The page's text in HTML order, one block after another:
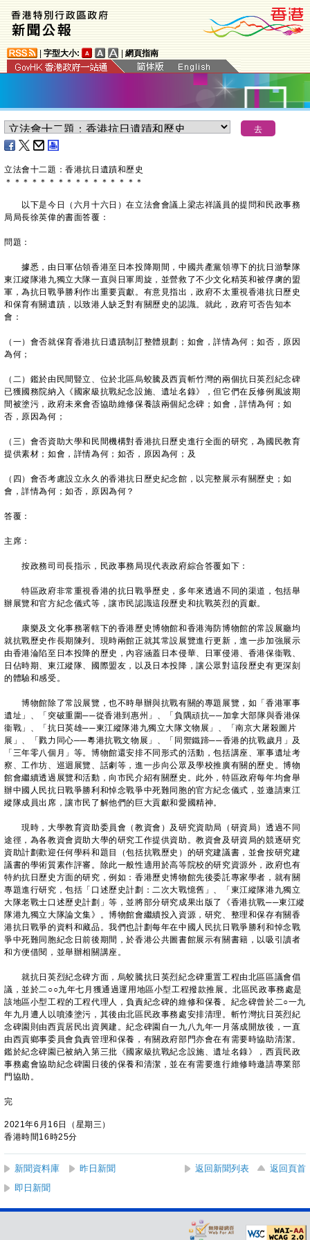
字型大小: 網頁指南
立法會十二題：香港抗日遺蹟和歷史
＊ ＊ ＊ ＊ ＊ ＊ ＊ ＊ ＊ ＊ ＊ ＊ ＊ ＊ ＊ ＊
以下是今日（六月十六日）在立法會會議上梁志祥議員的提問和民政事務
局局長徐英偉的書面答覆：
問題：
據悉，由日軍佔領香港至日本投降期間，中國共產黨領導下的抗日游擊隊
東江縱隊港九獨立大隊一直與日軍周旋，並營救了不少文化精英和被俘虜的盟
軍，為抗日戰爭勝利作出重要貢獻。有意見指出，政府不太重視香港抗日歷史
和保育有關遺蹟，以致港人缺乏對有關歷史的認識。就此，政府可否告知本
會：
（一）會否就保育香港抗日遺蹟制訂整體規劃；如會，詳情為何；如否，原因
為何；
（二）鑑於由民間豎立、位於北區烏蛟騰及西貢斬竹灣的兩個抗日英烈紀念碑
已獲國務院納入《國家級抗戰紀念設施、遺址名錄》，但它們在反修例風波期
間被塗污，政府未來會否協助維修保養該兩個紀念碑；如會，詳情為何；如
否，原因為何；
（三）會否資助大學和民間機構對香港抗日歷史進行全面的研究，為國民教育
提供素材；如會，詳情為何；如否，原因為何；及
（四）會否考慮設立永久的香港抗日歷史紀念館，以完整展示有關歷史；如
會，詳情為何；如否，原因為何？
答覆：
主席：
按政務司司長指示，民政事務局現代表政府綜合答覆如下：
特區政府非常重視香港的抗日戰爭歷史，多年來透過不同的渠道，包括舉
辦展覽和官方紀念儀式等，讓市民認識這段歷史和抗戰英烈的貢獻。
康樂及文化事務署轄下的香港歷史博物館和香港海防博物館的常設展廳均
就抗戰歷史作長期陳列。現時兩館正就其常設展覽進行更新，進一步加強展示
由香港淪陷至日本投降的歷史，內容涵蓋日本侵華、日軍侵港、香港保衞戰、
日佔時期、東江縱隊、國際盟友，以及日本投降，讓公眾對這段歷史有更深刻
的體驗和感受。
博物館除了常設展覽，也不時舉辦與抗戰有關的專題展覽，如「香港軍事
遺址」、「突破重圍──從香港到惠州」、「負隅頑抗──加拿大部隊與香港保
衞戰」、「抗日英雄──東江縱隊港九獨立大隊文物展」、「南京大屠殺圖片
展」、「戮力同心──粵港抗戰文物展」、「同禦鐵蹄──香港的抗戰歲月」及
「三年零八個月」等。博物館還安排不同形式的活動，包括講座、軍事遺址考
察、工作坊、巡迴展覽、話劇等，進一步向公眾及學校推廣有關的歷史。博物
館會繼續透過展覽和活動，向市民介紹有關歷史。此外，特區政府每年均會舉
辦中國人民抗日戰爭勝利和悼念戰爭中死難同胞的官方紀念儀式，並邀請東江
縱隊成員出席，讓市民了解他們的巨大貢獻和愛國精神。
現時，大學教育資助委員會（教資會）及研究資助局（研資局）透過不同
途徑，為各教資會資助大學的研究工作提供資助。教資會及研資局的競逐研究
資助計劃歡迎任何學科和題目（包括抗戰歷史）的研究建議書，並會按研究建
議書的學術質素作評審。除此一般性適用於高等院校的研究資源外，政府也有
特約抗日歷史方面的研究，例如：香港歷史博物館先後委託專家學者，就有關
專題進行研究，包括「口述歷史計劃：二次大戰憶舊」、「東江縱隊港九獨立
大隊老戰士口述歷史計劃」等，並將部分研究成果出版了《香港抗戰──東江縱
隊港九獨立大隊論文集》。博物館會繼續投入資源，研究、整理和保存有關香
港抗日戰爭的資料和藏品。我們也計劃每年在中國人民抗日戰爭勝利和悼念戰
爭中死難同胞紀念日前後期間，於香港公共圖書館展示有關書籍，以吸引讀者
和方便借閱，並舉辦相關講座。
就抗日英烈紀念碑方面，烏蛟騰抗日英烈紀念碑重置工程由北區區議會倡
議，並於二○○九年七月獲通過運用地區小型工程撥款推展。北區民政事務處是
該地區小型工程的工程代理人，負責紀念碑的維修和保養。紀念碑曾於二○一九
年九月遭人以噴漆塗污，其後由北區民政事務處安排清理。斬竹灣抗日英烈紀
念碑園則由西貢居民出資興建。紀念碑園自一九八九年一月落成開放後，一直
由西貢鄉事委員會負責管理和保養，有關政府部門亦會在有需要時協助清潔。
鑑於紀念碑園已被納入第三批《國家級抗戰紀念設施、遺址名錄》，西貢民政
事務處會協助紀念碑園日後的保養和清潔，並在有需要進行維修時邀請專業部
門協助。
完
2021年6月16日（星期三）
香港時間16時25分
新聞資料庫 昨日新聞 返回新聞列表
返回頁首
即日新聞